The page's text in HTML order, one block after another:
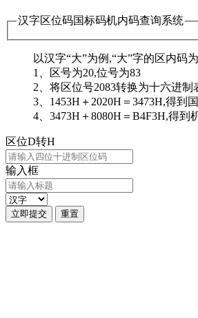
汉字区位码国标码机内码查询系统
以汉字“大”为例,“大”字的区内码
1、区号为20,位号为83
2、将区位号2083转换为十六进制
3、1453H＋2020H＝3473H,得到
4、3473H＋8080H＝B4F3H,得到
区位D转H
输入框
立即提交 重置